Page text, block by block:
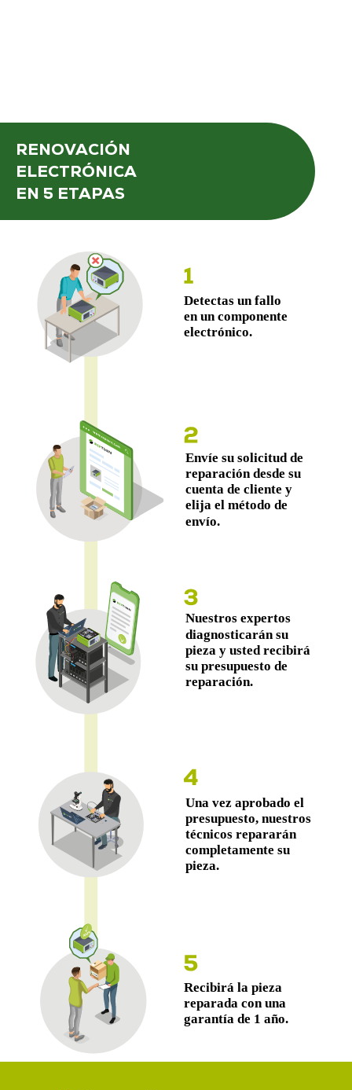
RENOVACIÓN
ELECTRÓNICA
EN 5 ETAPAS